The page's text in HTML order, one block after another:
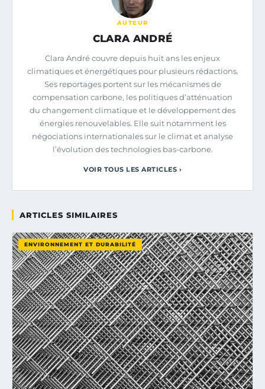
AUTEUR
CLARA ANDRÉ
Clara André couvre depuis huit ans les enjeux
climatiques et énergétiques pour plusieurs rédactions.
Ses reportages portent sur les mécanismes de
compensation carbone, les politiques d’atténuation
du changement climatique et le développement des
énergies renouvelables. Elle suit notamment les
négociations internationales sur le climat et analyse
l’évolution des technologies bas-carbone.
VOIR TOUS LES ARTICLES ›
ARTICLES SIMILAIRES
ENVIRONNEMENT ET DURABILITÉ